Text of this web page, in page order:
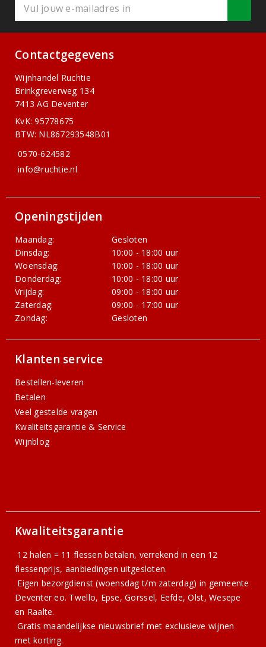
Contactgegevens
Wijnhandel Ruchtie
Brinkgreverweg 134
7413 AG Deventer
KvK: 95778675
BTW: NL867293548B01
0570-624582
info@ruchtie.nl
Openingstijden
Maandag:
Gesloten
Dinsdag:
10:00 - 18:00 uur
Woensdag:
10:00 - 18:00 uur
Donderdag:
10:00 - 18:00 uur
Vrijdag:
09:00 - 18:00 uur
Zaterdag:
09:00 - 17:00 uur
Zondag:
Gesloten
Klanten service
Bestellen-leveren
Betalen
Veel gestelde vragen
Kwaliteitsgarantie & Service
Wijnblog
Kwaliteitsgarantie
12 halen = 11 flessen betalen, verrekend in een 12
flessenprijs, aanbiedingen uitgesloten.
Eigen bezorgdienst (woensdag t/m zaterdag) in gemeente
Deventer eo. Twello, Epse, Gorssel, Eefde, Olst, Wesepe
en Raalte.
Gratismaandelijkse nieuwsbriefmet exclusieve wijnen
met korting.